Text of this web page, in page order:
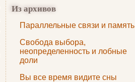
Из архивов
Параллельные связи и память
Свобода выбора,
неопределенность и лобные
доли
Вы все время видите сны